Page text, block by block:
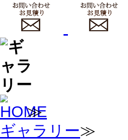
≫
ギャラリー≫